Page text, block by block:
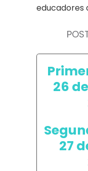
educadores
26
27